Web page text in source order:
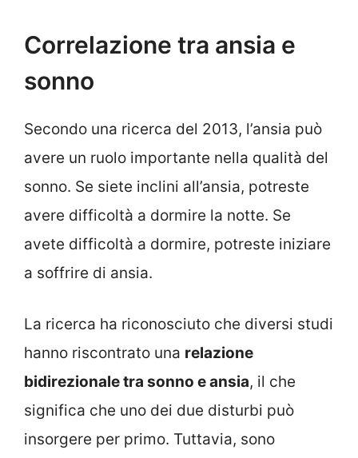
Correlazione tra ansia e
sonno
Secondo una ricerca del 2013, l’ansia può
avere un ruolo importante nella qualità del
sonno. Se siete inclini all’ansia, potreste
avere difficoltà a dormire la notte. Se
avete difficoltà a dormire, potreste iniziare
a soffrire di ansia.
La ricerca ha riconosciuto che diversi studi
hanno riscontrato una relazione
bidirezionale tra sonno e ansia, il che
significa che uno dei due disturbi può
insorgere per primo. Tuttavia, sono